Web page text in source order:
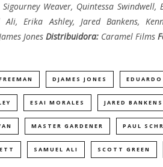
Sigourney Weaver, Quintessa
Erika Ashley, Jared Bankens,
Jones Distribuidora: Caramel Films
DJAMES JONES
ESAI MORALES JARED BANKENS
MASTER GARDENER PAUL
SAMUEL ALI SCOTT GREEN